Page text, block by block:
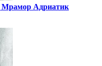
Мрамор Адриатик